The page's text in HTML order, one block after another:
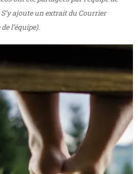
ajoute un extrait du Courrier
l’équipe).